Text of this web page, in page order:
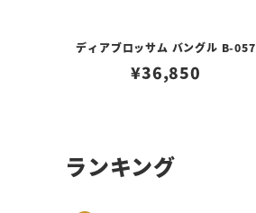
ディアブロッサム バングル B-057
¥36,850
ランキング